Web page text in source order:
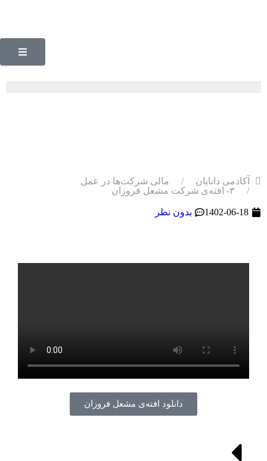
آکادمی دانایان
مالی شرکت‌ها در عمل
۳- افته‌ی شرکت‌ مشعل فروزان
1402-06-18 بدون نظر
دانلود افته‌ی مشعل فروزان